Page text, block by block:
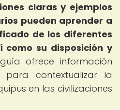
claras y ejemplos
pueden aprender a
de los diferentes
como su disposición y
ofrece información
para contextualizar la
en las civilizaciones